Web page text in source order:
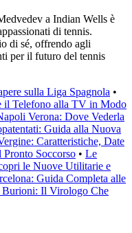
a Indian Wells è
di tennis.
di sé, offrendo agli
per il futuro del tennis
sulla Liga Spagnola •
il Telefono alla TV in Modo
Verona: Dove Vederla
Guida alla Nuova
Caratteristiche, Date
Soccorso • Le
le Nuove Utilitarie e
Guida Completa alle
Burioni: Il Virologo Che